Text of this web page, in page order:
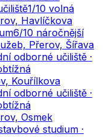
1/10 volná
Havlíčkova
6/10 náročnější
Přerov, Šířava
odborné učiliště ·
Kouřílkova
odborné učiliště ·
Osmek
studium ·